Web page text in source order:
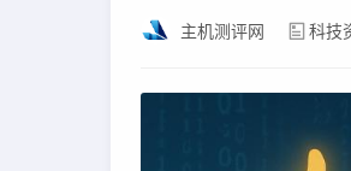
主机测评网 科技